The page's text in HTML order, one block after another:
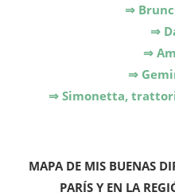
⇒
⇒
⇒
⇒
⇒ Simonetta,
MAPA DE MIS BUENAS
PARÍS Y EN LA